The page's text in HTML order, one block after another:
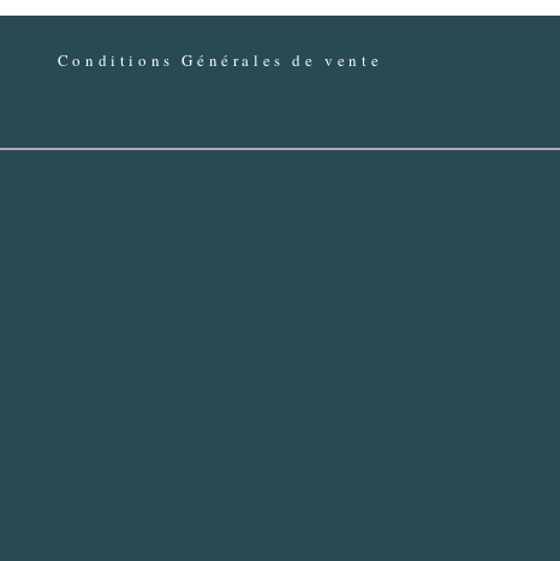
Conditions Générales de vente